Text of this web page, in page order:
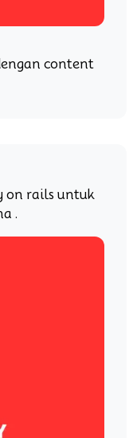
content
on rails untuk
.